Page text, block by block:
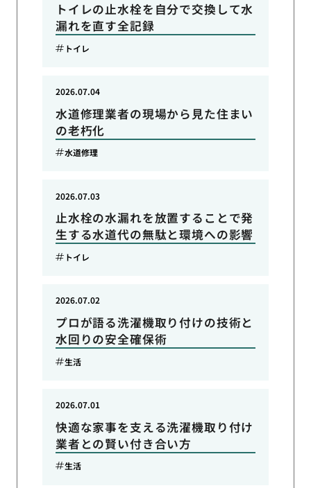
トイレの止水栓を自分で交換して水
漏れを直す全記録
トイレ
水道修理業者の現場から見た住まい
の老朽化
2026.07.04
水道修理
止水栓の水漏れを放置することで発
生する水道代の無駄と環境への影響
2026.07.03
トイレ
プロが語る洗濯機取り付けの技術と
水回りの安全確保術
2026.07.02
生活
快適な家事を支える洗濯機取り付け
業者との賢い付き合い方
2026.07.01
生活